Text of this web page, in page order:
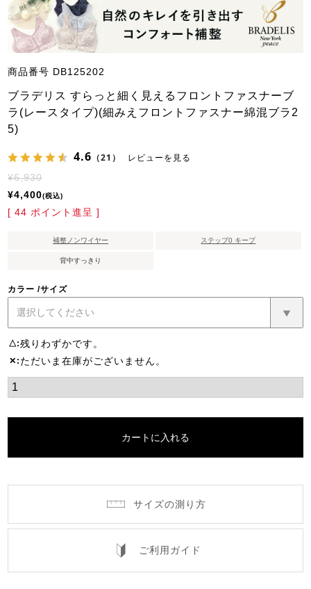
商品番号 DB125202
ブラデリス すらっと細く見えるフロントファスナーブ
ラ(レースタイプ)(細みえフロントファスナー綿混ブラ2
5)
4.6 （21） レビューを見る
¥6,930
¥4,400 税込
[ 44 ポイント進呈 ]
補整ノンワイヤー ステップ0 キープ
背中すっきり
カラー サイズ
△ 残りわずかです。
✕ ただいま在庫がございません。
カートに入れる
サイズの測り方
ご利用ガイド